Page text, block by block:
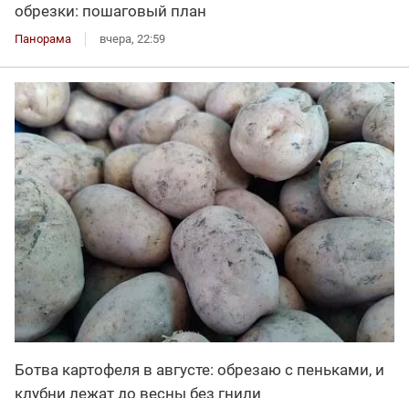
обрезки: пошаговый план
Панорама вчера, 22:59
Ботва картофеля в августе: обрезаю с пеньками, и
клубни лежат до весны без гнили